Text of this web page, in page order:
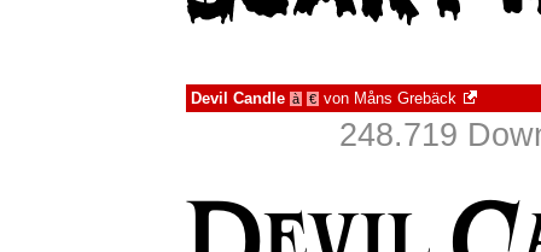
Devil Candle à € von Måns Grebäck
248.719